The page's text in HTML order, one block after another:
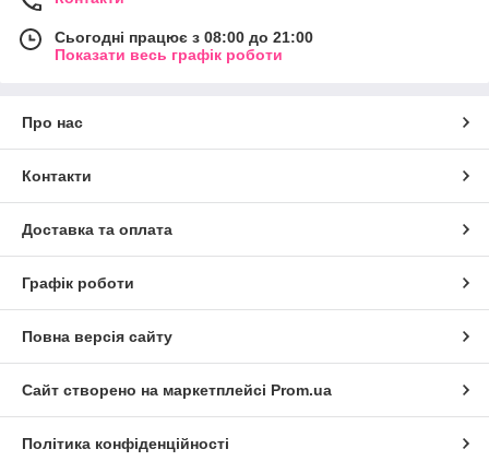
Сьогодні працює з 08:00 до 21:00
Показати весь графік роботи
Про нас
Контакти
Доставка та оплата
Графік роботи
Повна версія сайту
Сайт створено на маркетплейсі Prom.ua
Політика конфіденційності